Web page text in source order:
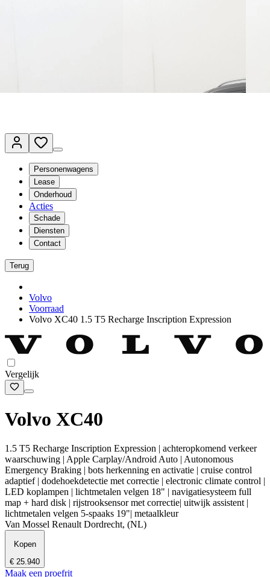
Personenwagens
Lease
Onderhoud
Acties
Schade
Diensten
Contact
Terug
Volvo
Voorraad
Volvo XC40 1.5 T5 Recharge Inscription Expression
Vergelijk
Volvo XC40
1.5 T5 Recharge Inscription Expression | achteropkomend verkeer
waarschuwing | Apple Carplay/Android Auto | Autonomous
Emergency Braking | bots herkenning en activatie | cruise control
adaptief | dodehoekdetectie met correctie | electronic climate control |
LED koplampen | lichtmetalen velgen 18" | navigatiesysteem full
map + hard disk | rijstrooksensor met correctie| uitwijk assistent |
lichtmetalen velgen 5-spaaks 19"| metaalkleur
Van Mossel Renault Dordrecht, (NL)
Kopen
€ 25.940
Maak een proefrit